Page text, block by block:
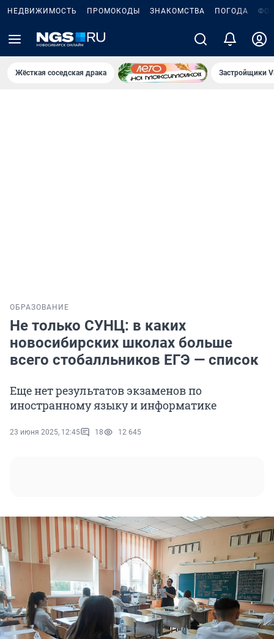
НЕДВИЖИМОСТЬ ПРОМОКОДЫ ЗНАКОМСТВА ПОГОДА
Жёсткая соседская драка Застройщики
ОБРАЗОВАНИЕ
Не только СУНЦ: в каких
новосибирских школах больше
всего стобалльников ЕГЭ — список
Еще нет результатов экзаменов по
иностранному языку и информатике
23 июня 2025, 12:45 18 12 645